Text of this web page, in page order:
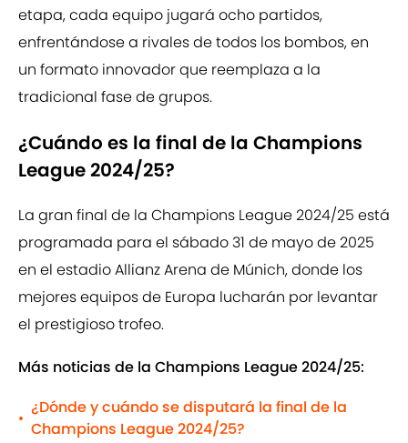
etapa, cada equipo jugará ocho partidos,
enfrentándose a rivales de todos los bombos, en
un formato innovador que reemplaza a la
tradicional fase de grupos.
¿Cuándo es la final de la Champions
League 2024/25?
La gran final de la Champions League 2024/25 está
programada para el sábado 31 de mayo de 2025
en el estadio Allianz Arena de Múnich, donde los
mejores equipos de Europa lucharán por levantar
el prestigioso trofeo.
Más noticias de la Champions League 2024/25:
•
¿Dónde y cuándo se disputará la final de la
Champions League 2024/25?